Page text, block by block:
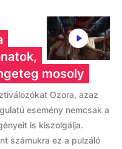
mosoly
Ozora, azaz
esemény nemcsak a
is kiszolgálja.
számukra ez a pulzáló